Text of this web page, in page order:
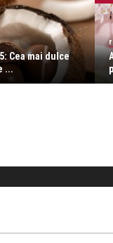
Cea mai dulce
...